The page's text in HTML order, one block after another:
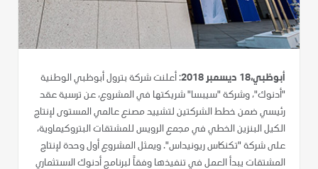
أبوظبي،18 ديسمبر 2018
: أعلنت شركة بترول أبوظبي الوطنية
"أدنوك"، وشركة "سيبسا" شريكتها في المشروع، عن ترسية عقد
رئيسي ضمن خطط الشركتين لتشييد مصنع عالمي المستوى لإنتاج
الكيل البنزين الخطي في مجمع الرويس للمشتقات البتروكيماوية،
على شركة "تكنكاس ريونيداس". ويمثل المشروع أول وحدة لإنتاج
المشتقات يبدأ العمل في تنفيذها وفقاً لبرنامج أدنوك الاستثماري